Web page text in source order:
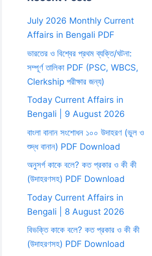
July 2026 Monthly Current
Affairs in Bengali PDF
ভারতের ও বিশ্বের প্রথম ব্যক্তি/ঘটনা:
সম্পূর্ণ তালিকা PDF (PSC, WBCS,
Clerkship পরীক্ষার জন্য)
Today Current Affairs in
Bengali | 9 August 2026
বাংলা বানান সংশোধন ১০০ উদাহরণ (ভুল ও
শুদ্ধ বানান) PDF Download
অনুসর্গ কাকে বলে? কত প্রকার ও কী কী
(উদাহরণসহ) PDF Download
Today Current Affairs in
Bengali | 8 August 2026
বিভক্তি কাকে বলে? কত প্রকার ও কী কী
(উদাহরণসহ) PDF Download